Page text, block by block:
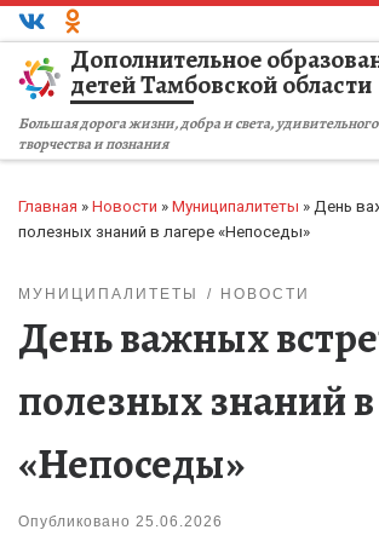
Перейти к содержимому
Дополнительное
детей Тамбовской области
Большая дорога жизни, добра и света,
творчества и познания
Главная » Новости » Муниципалитеты » День
полезных знаний в лагере «Непоседы»
МУНИЦИПАЛИТЕТЫ НОВОСТИ
День важных
полезных знаний в
«Непоседы»
Опубликовано 25.06.2026